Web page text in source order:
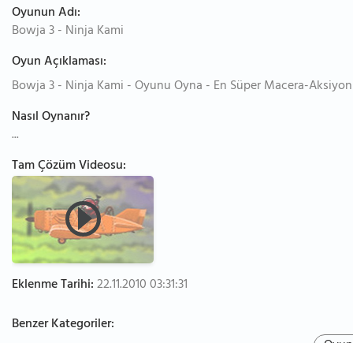
Oyunun Adı:
Bowja 3 - Ninja Kami
Oyun Açıklaması:
Bowja 3 - Ninja Kami - Oyunu Oyna - En Süper Macera-
Nasıl Oynanır?
...
Tam Çözüm Videosu:
Eklenme Tarihi:22.11.2010 03:31:31
Benzer Kategoriler: